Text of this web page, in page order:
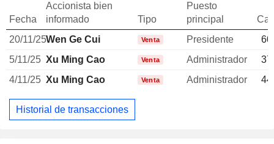
Fecha
Accionista bien
informado
Tipo
Puesto
principal
20/11/25Wen Ge Cui Venta Presidente
5/11/25 Xu Ming Cao Venta Administrador
4/11/25 Xu Ming Cao Venta Administrador
Historial de transacciones